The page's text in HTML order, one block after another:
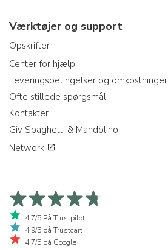
Værktøjer og support
Opskrifter
Center for hjælp
Leveringsbetingelser og omkostninger
Ofte stillede spørgsmål
Kontakter
Giv Spaghetti & Mandolino
Network
4,7/5 På Trustpilot
4,9/5 på Trustcart
4,7/5 på Google